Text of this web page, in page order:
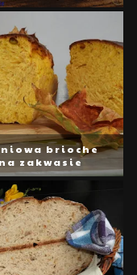
brioche
na zakwasie